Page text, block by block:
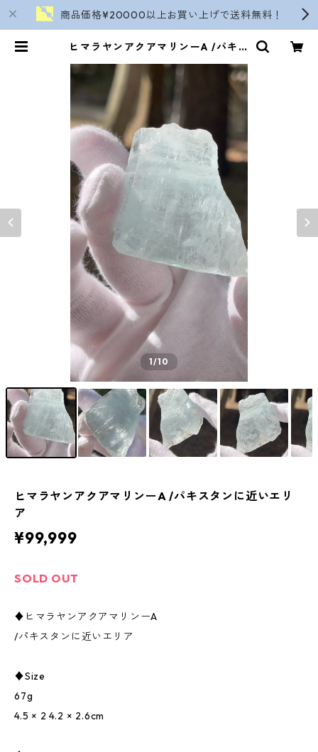
商品価格¥20000以上お買い上げで送料無料！
ヒマラヤンアクアマリンーA /パキス
1/10
ヒマラヤンアクアマリンーA /パキスタンに近いエリ
ア
¥99,999
SOLD OUT
♦︎ヒマラヤンアクアマリンーA
/パキスタンに近いエリア
♦︎Size
67g
4.5 × 2 4.2 × 2.6cm